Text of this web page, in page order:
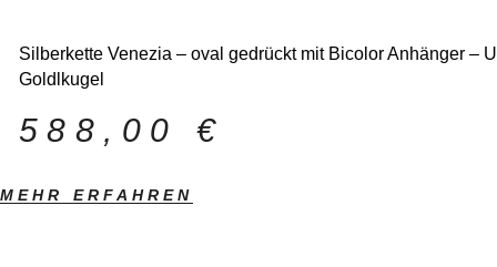
Silberkette Venezia – oval gedrückt mit Bicolor Anhänger –
Goldlkugel
588,00 €
MEHR ERFAHREN